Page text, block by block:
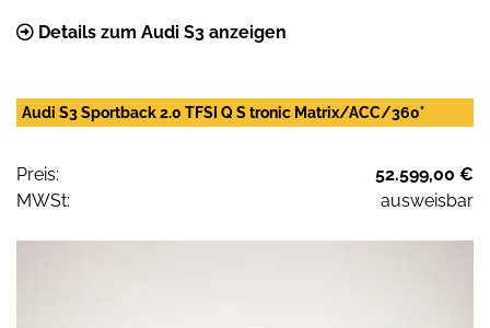
Details zum Audi S3 anzeigen
Audi S3 Sportback 2.0 TFSI Q S tronic Matrix/ACC/360°
Preis:
52.599,00 €
MWSt:
ausweisbar